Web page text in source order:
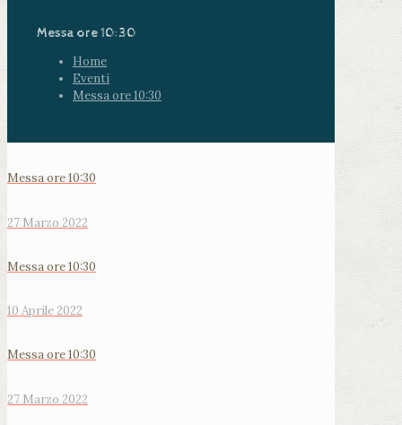
Messa ore 10:30
Home
Eventi
Messa ore 10:30
Messa ore 10:30
27 Marzo 2022
Messa ore 10:30
10 Aprile 2022
Messa ore 10:30
27 Marzo 2022